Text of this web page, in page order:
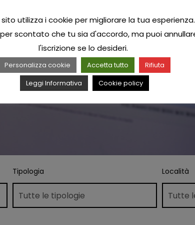
Tipologia Località
utilizza i cookie per migliorare la tua esperienza.
scontato che tu sia d'accordo, ma puoi
l'iscrizione se lo desideri.
Personalizza cookie Accetta tutto
Rifiuta
Leggi Informativa
Cookie policy